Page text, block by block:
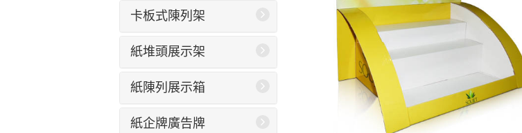
卡板式陳列架
紙堆頭展示架
紙陳列展示箱
紙企牌廣告牌